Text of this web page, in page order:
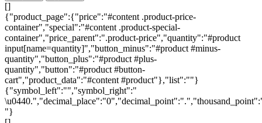
[]
{"product_page":{"price":"#content .product-price-
container","special":"#content .product-special-
container","price_parent":".product-price","quantity":"#product
input[name=quantity]","button_minus":"#product #minus-
quantity","button_plus":"#product #plus-
quantity","button":"#product #button-
cart","product_data":"#content #product"},"list":""}
{"symbol_left":"","symbol_right":"
"}